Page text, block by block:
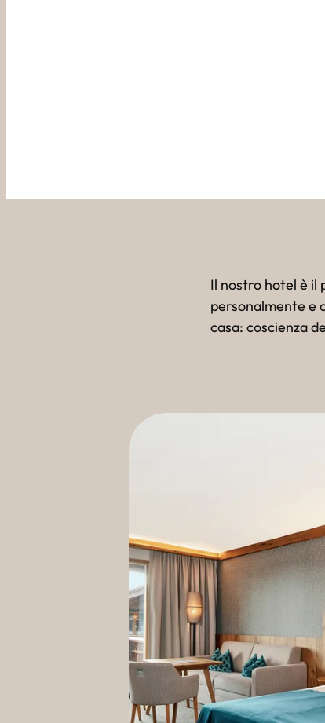
Il nostro hotel è il
personalmente e
casa: coscienza